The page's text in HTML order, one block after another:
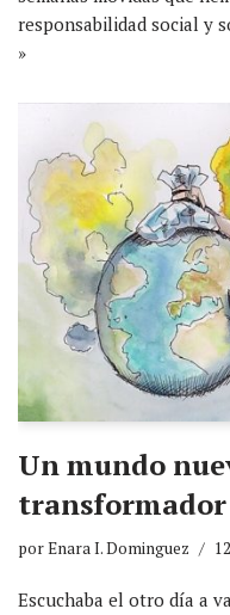
responsabilidad social y
»
Un mundo
porEnara I. Dominguez
Escuchaba el otro día a